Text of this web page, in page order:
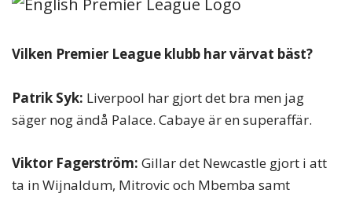
Vilken Premier League klubb har värvat bäst?
Patrik Syk: Liverpool har gjort det bra men jag
säger nog ändå Palace. Cabaye är en superaffär.
Viktor Fagerström: Gillar det Newcastle gjort i att
ta in Wijnaldum, Mitrovic och Mbemba samt